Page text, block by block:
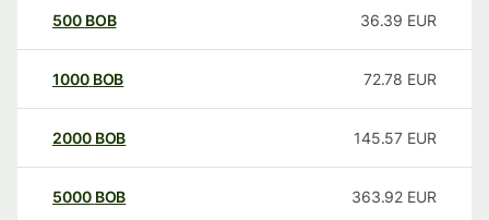
500 BOB 36.39 EUR
1000 BOB 72.78 EUR
2000 BOB 145.57 EUR
5000 BOB 363.92 EUR